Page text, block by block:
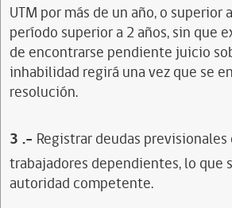
UTM por más de un año, o
período superior a 2 años, sin que
de encontrarse pendiente juicio
inhabilidad regirá una vez que se
resolución.
3 .- Registrar deudas
trabajadores dependientes, lo
autoridad competente.